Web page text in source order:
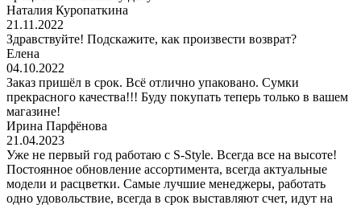
Наталия Куропаткина
21.11.2022
Здравствуйте! Подскажите, как произвести возврат?
Елена
04.10.2022
Заказ пришёл в срок. Всё отлично упаковано. Сумки
прекрасного качества!!! Буду покупать теперь только в вашем
магазине!
Ирина Парфёнова
21.04.2023
Уже не первый год работаю с S-Style. Всегда все на высоте!
Постоянное обновление ассортимента, всегда актуальные
модели и расцветки. Самые лучшие менеджеры, работать
одно удовольствие, всегда в срок выставляют счет, идут на